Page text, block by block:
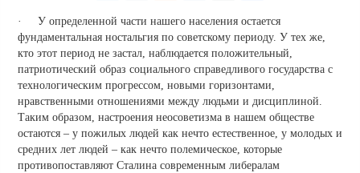
0.25
· У определенной части нашего населения остается
фундаментальная ностальгия по советскому периоду. У тех же,
кто этот период не застал, наблюдается положительный,
патриотический образ социального справедливого государства с
технологическим прогрессом, новыми горизонтами,
нравственными отношениями между людьми и дисциплиной.
Таким образом, настроения неосоветизма в нашем обществе
остаются – у пожилых людей как нечто естественное, у молодых и
средних лет людей – как нечто полемическое, которые
противопоставляют Сталина современным либералам